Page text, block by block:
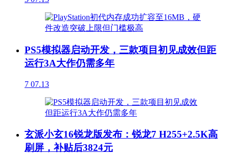
PS5模拟器启动开发，三款项目初见成效但距
运行3A大作仍需多年
7 07.13
玄派小玄16锐龙版发布：锐龙7 H255+2.5K高
刷屏，补贴后3824元